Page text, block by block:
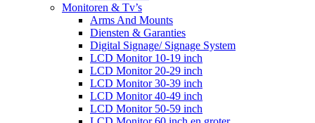
Monitoren & Tv’s
Arms And Mounts
Diensten & Garanties
Digital Signage/ Signage System
LCD Monitor 10-19 inch
LCD Monitor 20-29 inch
LCD Monitor 30-39 inch
LCD Monitor 40-49 inch
LCD Monitor 50-59 inch